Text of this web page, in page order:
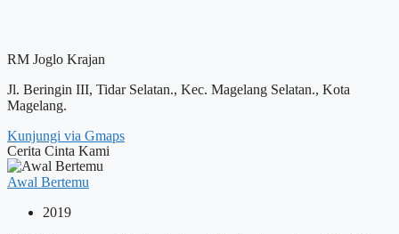
RM Joglo Krajan
Jl. Beringin III, Tidar Selatan., Kec. Magelang Selatan., Kota
Magelang.
Kunjungi via Gmaps
Cerita Cinta Kami
Awal Bertemu
2019